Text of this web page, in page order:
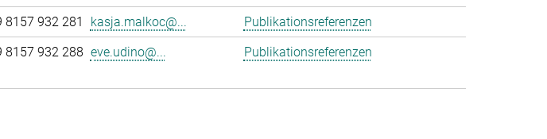
8157 932 281 kasja.malkoc@...
Publikationsreferenzen
8157 932 288 eve.udino@... Publikationsreferenzen